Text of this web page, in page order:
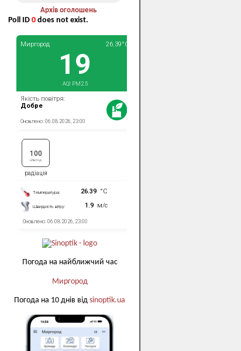
Архів оголошень
Poll ID 0 does not exist.
Погода на найближчий час
Миргород
Погода на 10 днів від sinoptik.ua